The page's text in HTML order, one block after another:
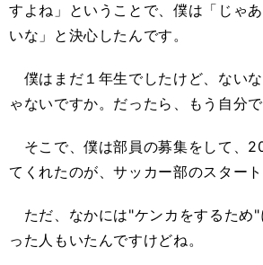
すよね」ということで、僕は「じゃ
いな」と決心したんです。
僕はまだ１年生でしたけど、ない
ゃないですか。だったら、もう自分
そこで、僕は部員の募集をして、
てくれたのが、サッカー部のスタート
ただ、なかには"ケンカをするため"
った人もいたんですけどね。